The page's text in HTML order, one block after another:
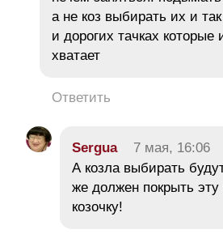
а не коз выбирать их и
и дорогих тачках
хватает
Ответить
Sergua 7 мая, 16:06
А козла выбирать
же должен покрыть
козочку!